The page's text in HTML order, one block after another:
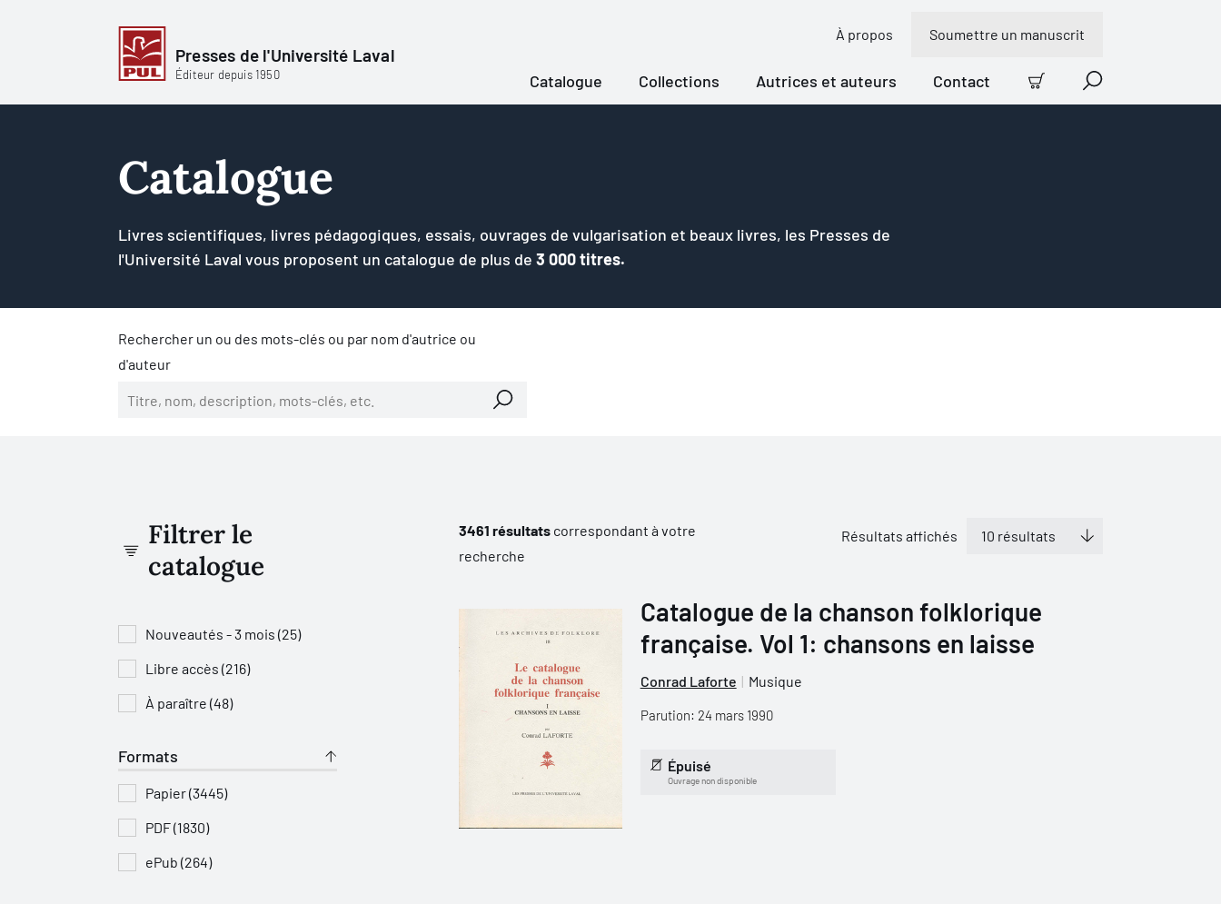
Presses de l'Université Laval
Éditeur depuis 1950
À propos Soumettre un manuscrit
Catalogue Collections Autrices et auteurs Contact
Panier Recherche
Catalogue
Livres scientifiques, livres pédagogiques, essais, ouvrages de vulgarisation et beaux livres, les Presses de
l'Université Laval vous proposent un catalogue de plus de 3 000 titres.
Rechercher un ou des mots-clés ou par nom d'autrice ou
d'auteur
Filtrer le
catalogue
Nouveautés - 3 mois (25)
Libre accès (216)
À paraître (48)
Formats
Papier (3445)
PDF (1830)
ePub (264)
3461 résultatscorrespondant à votre
recherche
Résultats affichés
Catalogue de la chanson folklorique
française. Vol 1: chansons en laisse
Conrad Laforte Musique
Parution: 24 mars 1990
Épuisé
Ouvrage non disponible